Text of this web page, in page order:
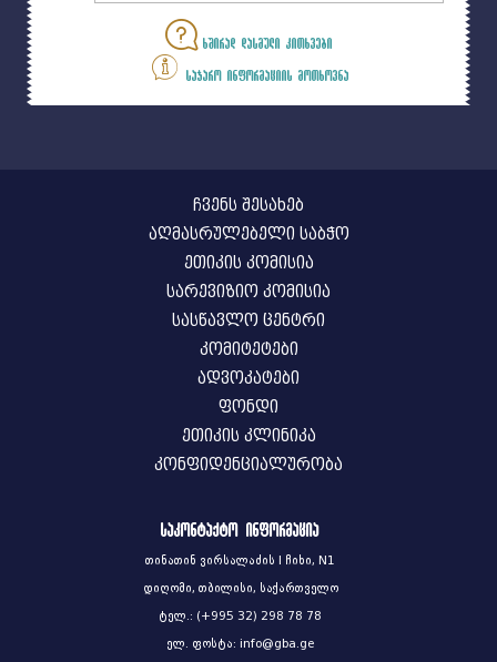
ხშირად დასმული კითხვები
საჯარო ინფორმაციის მოთხოვნა
ჩვენს შესახებ
აღმასრულებელი საბჭო
ეთიკის კომისია
სარევიზიო კომისია
სასწავლო ცენტრი
კომიტეტები
ადვოკატები
ფონდი
ეთიკის კლინიკა
კონფიდენციალურობა
საკონტაქტო ინფორმაცია
თინათინ ვირსალაძის I ჩიხი, N1
დიღომი, თბილისი, საქართველო
ტელ.: (+995 32) 298 78 78
ელ. ფოსტა: info@gba.ge